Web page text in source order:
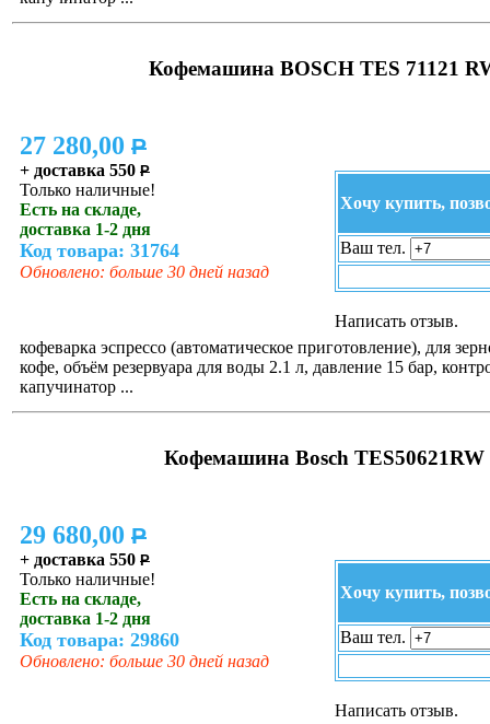
Кофемашина BOSCH TES 71121
27 280,00 P
+ доставка 550 P
Только наличные!
Есть на складе,
доставка 1-2 дня
Код товара: 31764
Обновлено: больше 30 дней назад
Хочу купить,
Ваш тел.
Написать отзыв.
кофеварка эспрессо (автоматическое приготовление), для
кофе, объём резервуара для воды 2.1 л, давление 15 бар,
капучинатор ...
Кофемашина Bosch TES50621RW
29 680,00 P
+ доставка 550 P
Только наличные!
Есть на складе,
доставка 1-2 дня
Код товара: 29860
Обновлено: больше 30 дней назад
Хочу купить,
Ваш тел.
Написать отзыв.